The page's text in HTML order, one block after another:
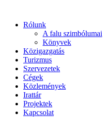
tartalomhoz
Rólunk
A falu szimbólumai
Könyvek
Közigazgatás
Turizmus
Szervezetek
Cégek
Közlemények
Irattár
Projektek
Kapcsolat